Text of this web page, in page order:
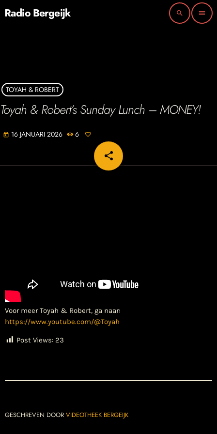
Radio Bergeijk search menu
TOYAH & ROBERT
Toyah & Robert’s Sunday Lunch – MONEY!
today 16 JANUARI 2026 6
share
email
Voor meer Toyah & Robert, ga naar:
https://www.youtube.com/@Toyah
Post Views: 23
GESCHREVEN DOOR VIDEOTHEEK BERGEIJK